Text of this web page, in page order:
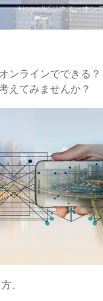
Home/ビジネス・オン
ンラインでできる？
えてみませんか？
、